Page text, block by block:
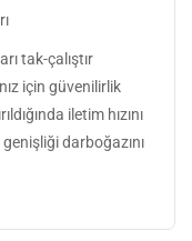
tak-çalıştır
için güvenilirlik
iletim hızını
darboğazını